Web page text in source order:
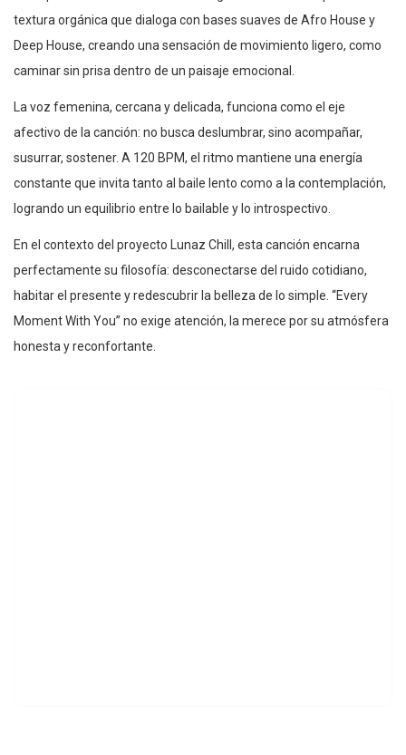
textura orgánica que dialoga con bases suaves de Afro House y
Deep House, creando una sensación de movimiento ligero, como
caminar sin prisa dentro de un paisaje emocional.
La voz femenina, cercana y delicada, funciona como el eje
afectivo de la canción: no busca deslumbrar, sino acompañar,
susurrar, sostener. A 120 BPM, el ritmo mantiene una energía
constante que invita tanto al baile lento como a la contemplación,
logrando un equilibrio entre lo bailable y lo introspectivo.
En el contexto del proyecto Lunaz Chill, esta canción encarna
perfectamente su filosofía: desconectarse del ruido cotidiano,
habitar el presente y redescubrir la belleza de lo simple. “Every
Moment With You” no exige atención, la merece por su atmósfera
honesta y reconfortante.